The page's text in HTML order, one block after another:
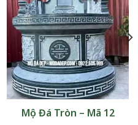
Mộ Đá Tròn – Mã 12